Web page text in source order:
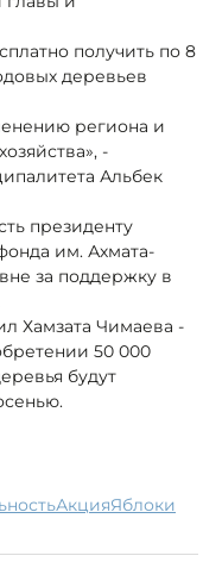
получить по 8
деревьев
региона и
-
Альбек
президенту
им. Ахмата-
за поддержку в
Хамзата Чимаева -
50 000
будут
акция яблоки